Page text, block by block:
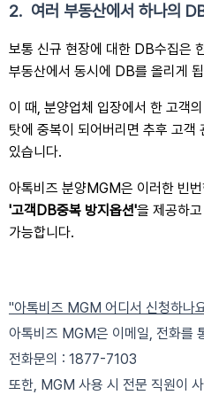
2.  여러 부동산에서 하나의
보통 신규 현장에 대한 DB수집은
부동산에서 동시에 DB를 올리게
이 때, 분양업체 입장에서 한 고객
탓에 중복이 되어버리면 추후 고객
있습니다.
'고객DB중복 방지옵션'을 제공하
가능합니다.
"아톡비즈 MGM 어디서 신청하나
아톡비즈 MGM은 이메일, 전화를
전화문의 : 1877-7103
또한, MGM 사용 시 전문 직원이